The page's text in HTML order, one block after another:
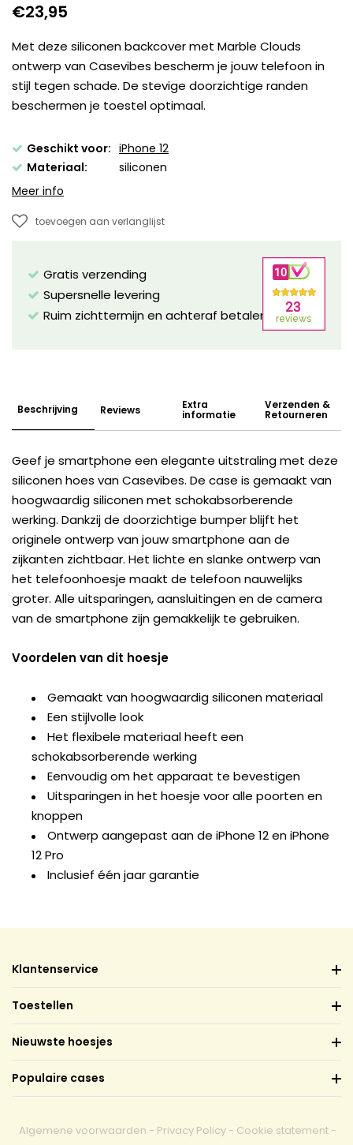
€23,95
Met deze siliconen backcover met Marble Clouds
ontwerp van Casevibes bescherm je jouw telefoon in
stijl tegen schade. De stevige doorzichtige randen
beschermen je toestel optimaal.
Geschikt voor: iPhone 12
Materiaal:
siliconen
Meer info
toevoegen aan verlanglijst
Gratis verzending
Supersnelle levering
Ruim zichttermijn en achteraf betalen mogelijk!
Beschrijving Reviews Extra
informatie
Verzenden &
Retourneren
Geef je smartphone een elegante uitstraling met deze
siliconen hoes van Casevibes. De case is gemaakt van
hoogwaardig siliconen met schokabsorberende
werking. Dankzij de doorzichtige bumper blijft het
originele ontwerp van jouw smartphone aan de
zijkanten zichtbaar. Het lichte en slanke ontwerp van
het telefoonhoesje maakt de telefoon nauwelijks
groter. Alle uitsparingen, aansluitingen en de camera
van de smartphone zijn gemakkelijk te gebruiken.
Voordelen van dit hoesje
Gemaakt van hoogwaardig siliconen materiaal
Een stijlvolle look
Het flexibele materiaal heeft een
schokabsorberende werking
Eenvoudig om het apparaat te bevestigen
Uitsparingen in het hoesje voor alle poorten en
knoppen
Ontwerp aangepast aan de iPhone 12 en iPhone
12 Pro
Inclusief één jaar garantie
Klantenservice
Toestellen
Nieuwste hoesjes
Populaire cases
Algemene voorwaarden - Privacy Policy - Cookie statement -